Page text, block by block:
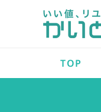
TOP